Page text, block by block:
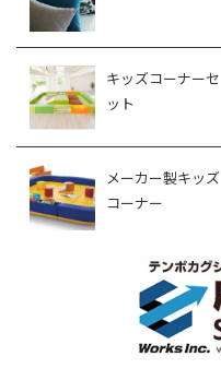
キッズコーナーセ
ット
メーカー製キッズ
コーナー